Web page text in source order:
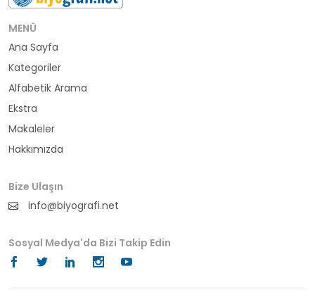
bürokrat
büyükelçi
cumhurbaşkanı
din adamı
doktor
fotoğrafçı
futbol
MENÜ
Ana Sayfa
Kategoriler
Alfabetik Arama
Ekstra
Makaleler
Hakkımızda
Bize Ulaşın
info@biyografi.net
Sosyal Medya'da Bizi Takip Edin